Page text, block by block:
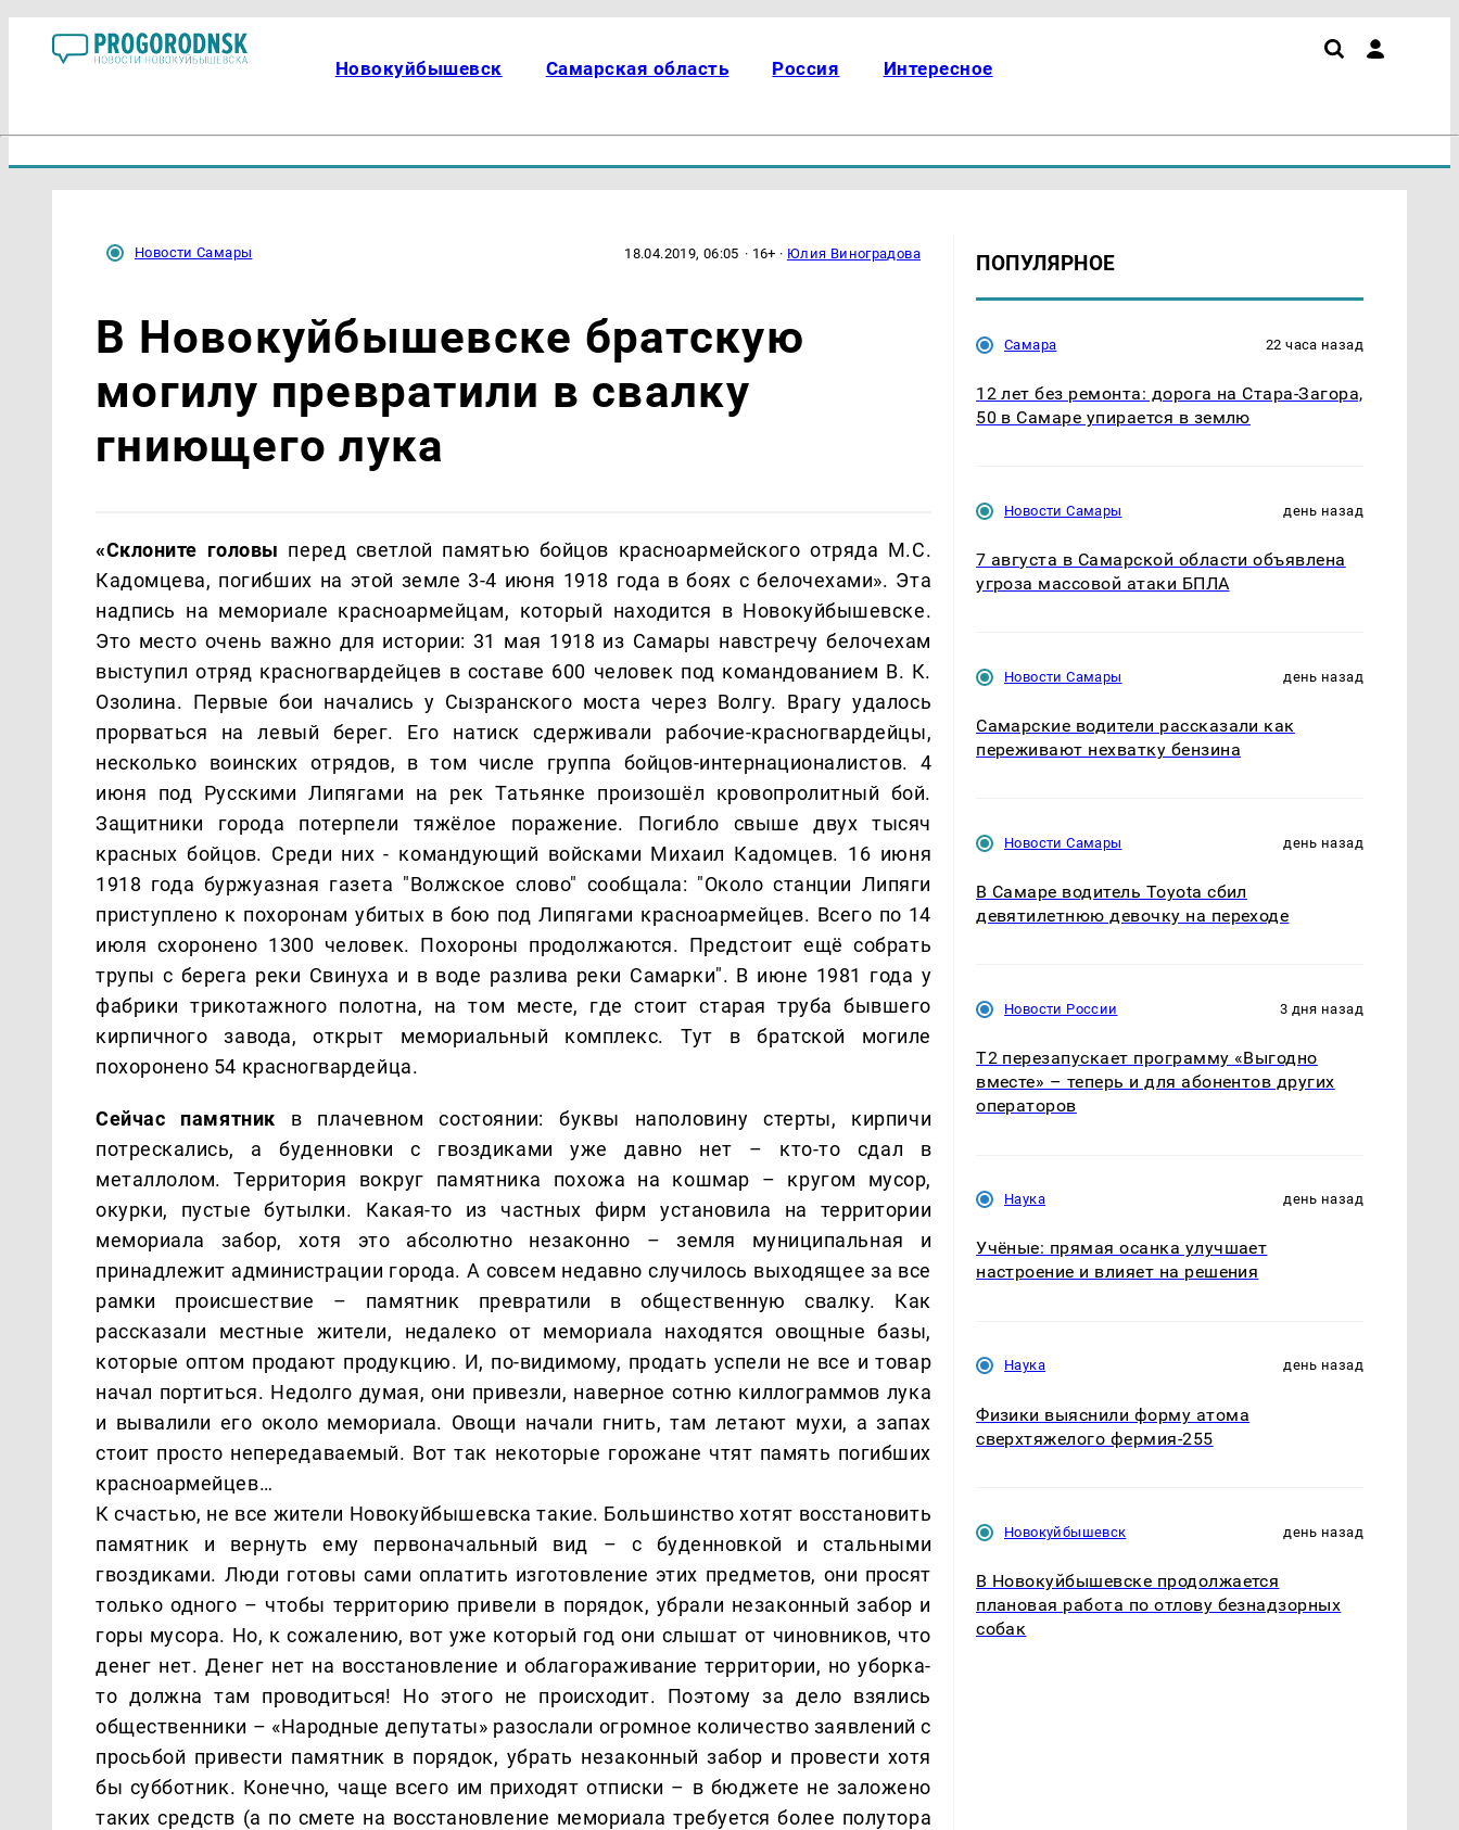
Новокуйбышевск Самарская область Россия Интересное
Новости Самары 18.04.2019, 06:05 · 16+ · Юлия Виноградова
В Новокуйбышевске братскую
могилу превратили в свалку
гниющего лука
«Склоните головы перед светлой памятью бойцов красноармейского отряда М.С.
Кадомцева, погибших на этой земле 3-4 июня 1918 года в боях с белочехами». Эта
надпись на мемориале красноармейцам, который находится в Новокуйбышевске.
Это место очень важно для истории: 31 мая 1918 из Самары навстречу белочехам
выступил отряд красногвардейцев в составе 600 человек под командованием В. К.
Озолина. Первые бои начались у Сызранского моста через Волгу. Врагу удалось
прорваться на левый берег. Его натиск сдерживали рабочие-красногвардейцы,
несколько воинских отрядов, в том числе группа бойцов-интернационалистов. 4
июня под Русскими Липягами на рек Татьянке произошёл кровопролитный бой.
Защитники города потерпели тяжёлое поражение. Погибло свыше двух тысяч
красных бойцов. Среди них - командующий войсками Михаил Кадомцев. 16 июня
1918 года буржуазная газета "Волжское слово" сообщала: "Около станции Липяги
приступлено к похоронам убитых в бою под Липягами красноармейцев. Всего по 14
июля схоронено 1300 человек. Похороны продолжаются. Предстоит ещё собрать
трупы с берега реки Свинуха и в воде разлива реки Самарки". В июне 1981 года у
фабрики трикотажного полотна, на том месте, где стоит старая труба бывшего
кирпичного завода, открыт мемориальный комплекс. Тут в братской могиле
похоронено 54 красногвардейца.
Сейчас памятник в плачевном состоянии: буквы наполовину стерты, кирпичи
потрескались, а буденновки с гвоздиками уже давно нет – кто-то сдал в
металлолом. Территория вокруг памятника похожа на кошмар – кругом мусор,
окурки, пустые бутылки. Какая-то из частных фирм установила на территории
мемориала забор, хотя это абсолютно незаконно – земля муниципальная и
принадлежит администрации города. А совсем недавно случилось выходящее за все
рамки происшествие – памятник превратили в общественную свалку. Как
рассказали местные жители, недалеко от мемориала находятся овощные базы,
которые оптом продают продукцию. И, по-видимому, продать успели не все и товар
начал портиться. Недолго думая, они привезли, наверное сотню киллограммов лука
и вывалили его около мемориала. Овощи начали гнить, там летают мухи, а запах
стоит просто непередаваемый. Вот так некоторые горожане чтят память погибших
красноармейцев…
К счастью, не все жители Новокуйбышевска такие. Большинство хотят восстановить
памятник и вернуть ему первоначальный вид – с буденновкой и стальными
гвоздиками. Люди готовы сами оплатить изготовление этих предметов, они просят
только одного – чтобы территорию привели в порядок, убрали незаконный забор и
горы мусора. Но, к сожалению, вот уже который год они слышат от чиновников, что
денег нет. Денег нет на восстановление и облагораживание территории, но уборка-
то должна там проводиться! Но этого не происходит. Поэтому за дело взялись
общественники – «Народные депутаты» разослали огромное количество заявлений с
просьбой привести памятник в порядок, убрать незаконный забор и провести хотя
бы субботник. Конечно, чаще всего им приходят отписки – в бюджете не заложено
таких средств (а по смете на восстановление мемориала требуется более полутора
ПОПУЛЯРНОЕ
Самара 22 часа назад
12 лет без ремонта: дорога на Стара-Загора,
50 в Самаре упирается в землю
Новости Самары день назад
7 августа в Самарской области объявлена
угроза массовой атаки БПЛА
Новости Самары день назад
Самарские водители рассказали как
переживают нехватку бензина
Новости Самары день назад
В Самаре водитель Toyota сбил
девятилетнюю девочку на переходе
Новости России 3 дня назад
Т2 перезапускает программу «Выгодно
вместе» – теперь и для абонентов других
операторов
Наука день назад
Учёные: прямая осанка улучшает
настроение и влияет на решения
Наука день назад
Физики выяснили форму атома
сверхтяжелого фермия-255
Новокуйбышевск день назад
В Новокуйбышевске продолжается
плановая работа по отлову безнадзорных
собак